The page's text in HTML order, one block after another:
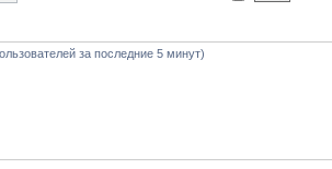
за последние 5 минут)